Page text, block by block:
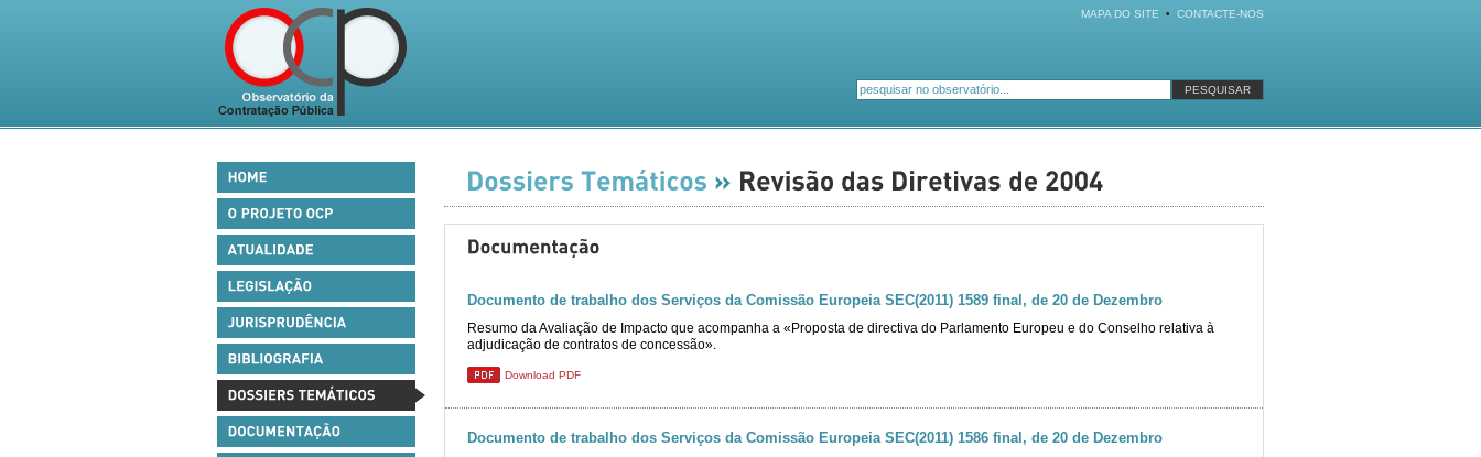
MAPA DO SITE • CONTACTE-NOS
Documento de trabalho dos Serviços da Comissão Europeia SEC(2011) 1589 final, de 20 de Dezembro
Resumo da Avaliação de Impacto que acompanha a «Proposta de directiva do Parlamento Europeu e do Conselho relativa à
adjudicação de contratos de concessão».
Download PDF
Documento de trabalho dos Serviços da Comissão Europeia SEC(2011) 1586 final, de 20 de Dezembro